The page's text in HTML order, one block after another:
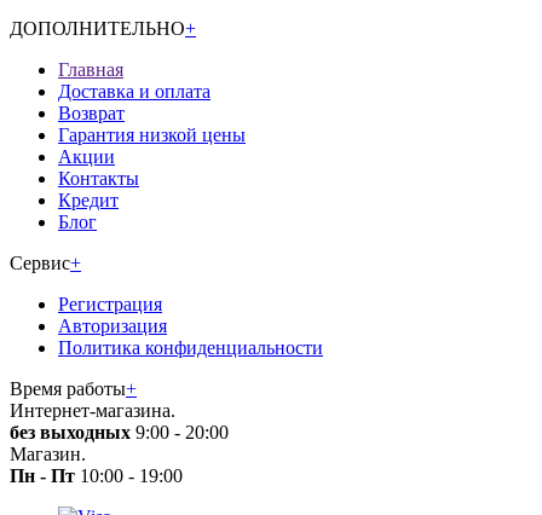
ДОПОЛНИТЕЛЬНО+
Главная
Доставка и оплата
Возврат
Гарантия низкой цены
Акции
Контакты
Кредит
Блог
Сервис+
Регистрация
Авторизация
Политика конфиденциальности
Время работы+
Интернет-магазина.
без выходных 9:00 - 20:00
Магазин.
Пн - Пт 10:00 - 19:00